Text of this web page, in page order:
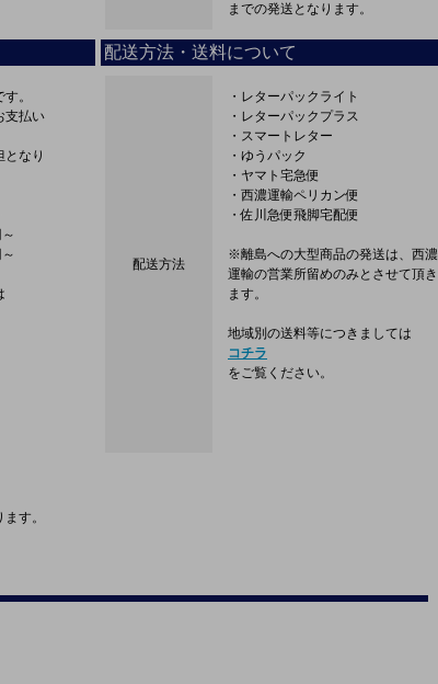
までの発送となります。
配送方法・送料について
。
支払い
なり
す。
配送方法
・レターパックライト
・レターパックプラス
・スマートレター
・ゆうパック
・ヤマト宅急便
・西濃運輸ペリカン便
・佐川急便飛脚宅配便
※離島への大型商品の発送は、西濃
運輸の営業所留めのみとさせて頂き
ます。
地域別の送料等につきましては
コチラ
をご覧ください。